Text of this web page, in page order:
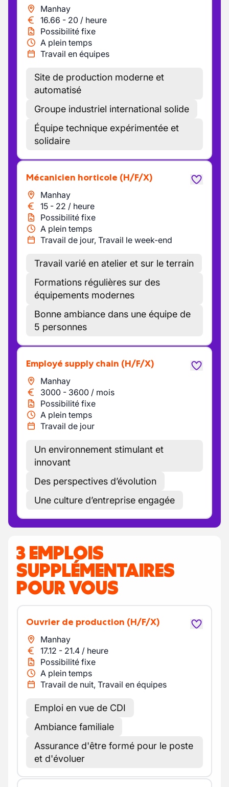
Manhay
16.66 - 20 / heure
Possibilité fixe
A plein temps
Travail en équipes
Site de production moderne et
automatisé
Groupe industriel international solide
Équipe technique expérimentée et
solidaire
Mécanicien horticole (H/F/X)
Manhay
15 - 22 / heure
Possibilité fixe
A plein temps
Travail de jour, Travail le week-end
Travail varié en atelier et sur le terrain
Formations régulières sur des
équipements modernes
Bonne ambiance dans une équipe de
5 personnes
Employé supply chain (H/F/X)
Manhay
3000 - 3600 / mois
Possibilité fixe
A plein temps
Travail de jour
Un environnement stimulant et
innovant
Des perspectives d’évolution
Une culture d’entreprise engagée
3 EMPLOIS
SUPPLÉMENTAIRES
POUR VOUS
Ouvrier de production (H/F/X)
Manhay
17.12 - 21.4 / heure
Possibilité fixe
A plein temps
Travail de nuit, Travail en équipes
Emploi en vue de CDI
Ambiance familiale
Assurance d'être formé pour le poste
et d'évoluer